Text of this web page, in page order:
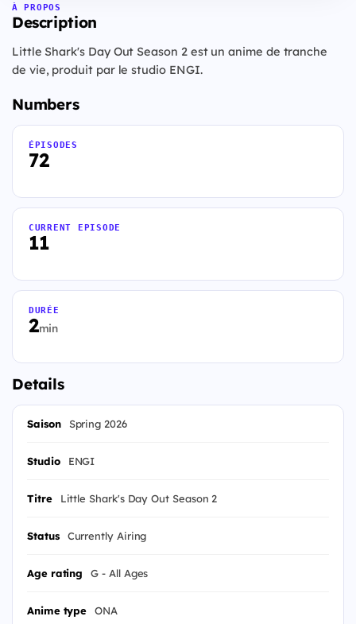
À PROPOS
Description
Little Shark's Day Out Season 2 est un anime de tranche
de vie, produit par le studio ENGI.
Numbers
72
ÉPISODES
11
CURRENT EPISODE
2min
DURÉE
Details
Saison Spring 2026
Studio ENGI
Titre Little Shark's Day Out Season 2
Status Currently Airing
Age rating G - All Ages
Anime type ONA